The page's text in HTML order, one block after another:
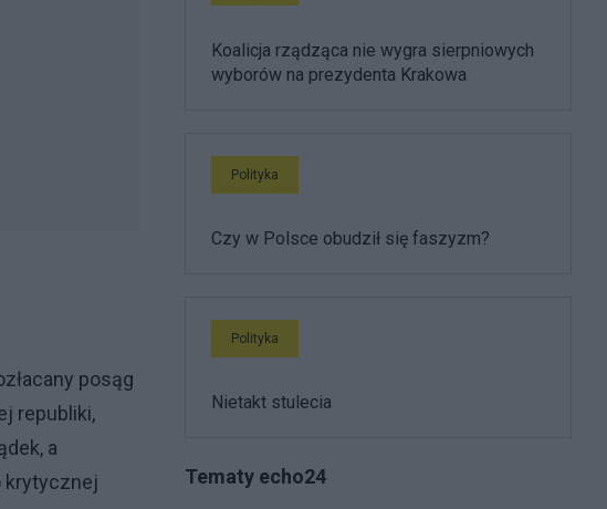
posąg
republiki,
a
krytycznej
Koalicja rządząca nie wygra sierpniowych
wyborów na prezydenta Krakowa
Polityka
Czy w Polsce obudził się faszyzm?
Polityka
Nietakt stulecia
Tematy echo24